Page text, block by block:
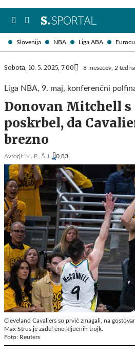
Slovenija NBA Liga ABA
Sobota, 10. 5. 2025, 7.00 8 mesecev, 2 tedna
Liga NBA, 9. maj, konferenčni
Donovan Mitchell s
poskrbel, da
brezno
Avtorji: M. P., Š. L. 0,83
Cleveland Cavaliers so prvič zmagali, na
Max Strus je zadel eno ključnih trojk.
Foto: Reuters